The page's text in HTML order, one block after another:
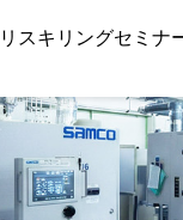
リスキリングセミナ